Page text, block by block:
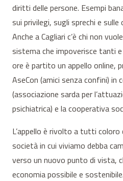
diritti delle persone. Esempi
sui privilegi, sugli sprechi e sulle
Anche a Cagliari c’è chi non
sistema che impoverisce tanti
ore è partito un appello online,
AseCon (amici senza confini) in
(associazione sarda per
psichiatrica) e la cooperativa
L’appello è rivolto a tutti
società in cui viviamo debba
verso un nuovo punto di vista,
economia possibile e